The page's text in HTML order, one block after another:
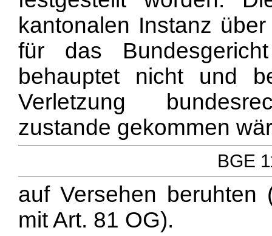
kantonalen Instanz
für das
behauptet nicht und
Verletzung
zustande gekommen
BGE
auf Versehen
mit Art. 81 OG).